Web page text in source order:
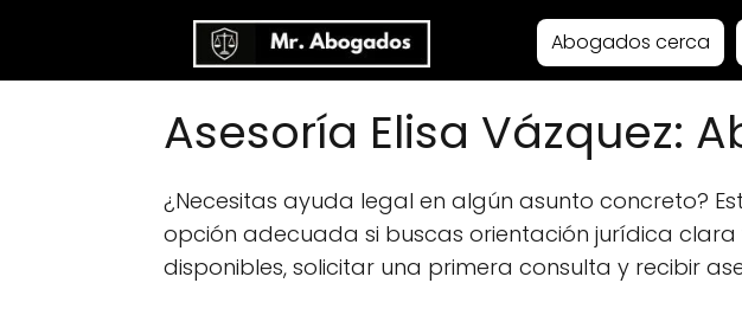
Abogados cerca
Asesoría Elisa Vázquez:
¿Necesitas ayuda legal en algún asunto concreto?
opción adecuada si buscas orientación jurídica
disponibles, solicitar una primera consulta y recibir